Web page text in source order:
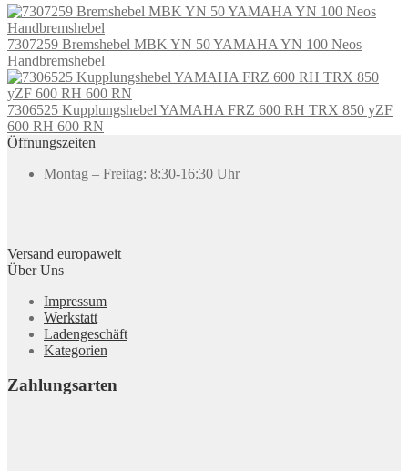
7307259 Bremshebel MBK YN 50 YAMAHA YN 100 Neos
Handbremshebel
7306525 Kupplungshebel YAMAHA FRZ 600 RH TRX 850 yZF
600 RH 600 RN
Öffnungszeiten
Montag – Freitag: 8:30-16:30 Uhr
Versand europaweit
Über Uns
Impressum
Werkstatt
Ladengeschäft
Kategorien
Zahlungsarten